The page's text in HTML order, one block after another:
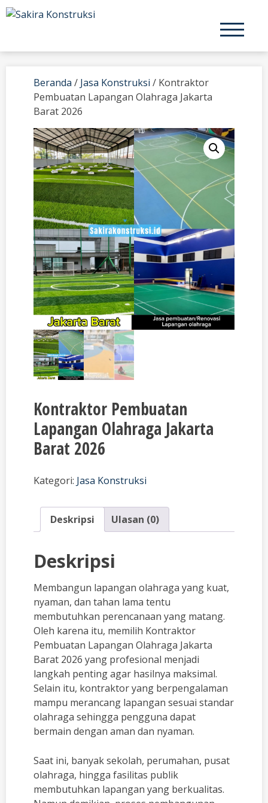
Skip
Beranda / Jasa Konstruksi / Kontraktor
Pembuatan Lapangan Olahraga Jakarta
Barat 2026
Kontraktor Pembuatan
Lapangan Olahraga Jakarta
Barat 2026
Kategori: Jasa Konstruksi
Deskripsi Ulasan (0)
Deskripsi
Membangun lapangan olahraga yang kuat,
nyaman, dan tahan lama tentu
membutuhkan perencanaan yang matang.
Oleh karena itu, memilih Kontraktor
Pembuatan Lapangan Olahraga Jakarta
Barat 2026 yang profesional menjadi
langkah penting agar hasilnya maksimal.
Selain itu, kontraktor yang berpengalaman
mampu merancang lapangan sesuai standar
olahraga sehingga pengguna dapat
bermain dengan aman dan nyaman.
Saat ini, banyak sekolah, perumahan, pusat
olahraga, hingga fasilitas publik
membutuhkan lapangan yang berkualitas.